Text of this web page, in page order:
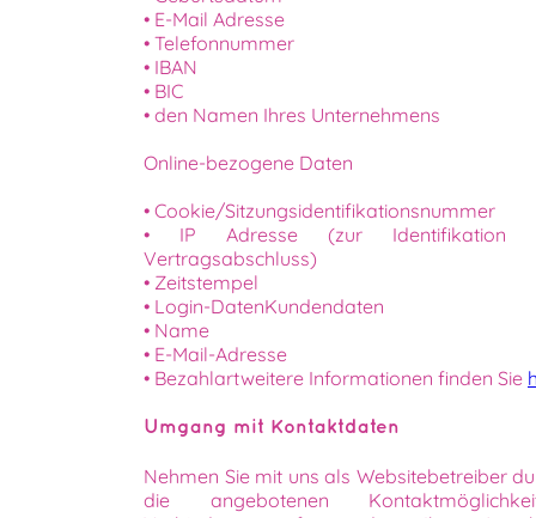
• E-Mail Adresse
• Telefonnummer
• IBAN
• BIC
• den Namen Ihres Unternehmens
Online-bezogene Daten
• Cookie/Sitzungsidentifikationsnummer
• IP Adresse (zur Identifikation
Vertragsabschluss)
• Zeitstempel
• Login-DatenKundendaten
• Name
• E-Mail-Adresse
• Bezahlartweitere Informationen finden Sie
Umgang mit Kontaktdaten
Nehmen Sie mit uns als Websitebetreiber
die angebotenen